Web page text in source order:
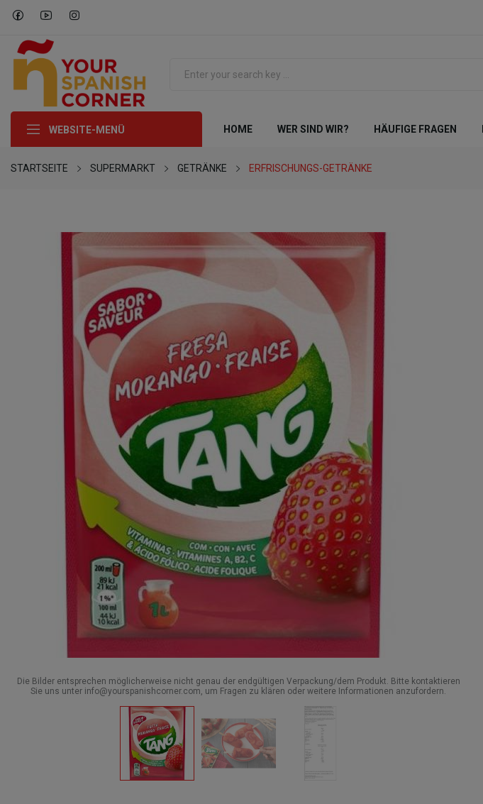
WEBSITE-MENÜ HOME WER SIND WIR? HÄUFIGE FRAGEN
STARTSEITE SUPERMARKT GETRÄNKE ERFRISCHUNGS-GETRÄNKE
Die Bilder entsprechen möglicherweise nicht genau der endgültigen Verpackung/dem Produkt. Bitte kontaktieren
Sie uns unter info@yourspanishcorner.com, um Fragen zu klären oder weitere Informationen anzufordern.